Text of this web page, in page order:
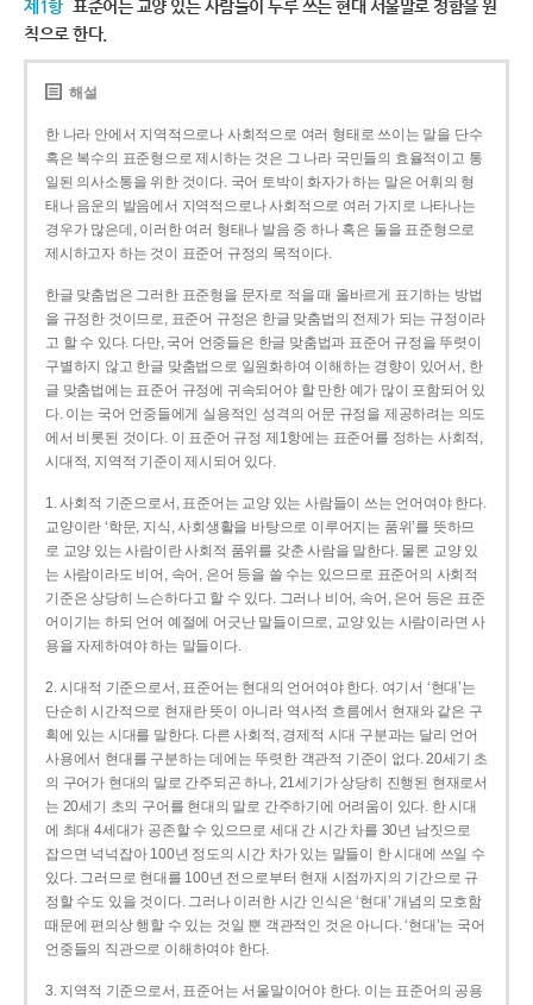
제1항 표준어는 교양 있는 사람들이 두루 쓰는 현대 서울말로 정함을 원
칙으로 한다.
해설
한 나라 안에서 지역적으로나 사회적으로 여러 형태로 쓰이는 말을 단수
혹은 복수의 표준형으로 제시하는 것은 그 나라 국민들의 효율적이고 통
일된 의사소통을 위한 것이다. 국어 토박이 화자가 하는 말은 어휘의 형
태나 음운의 발음에서 지역적으로나 사회적으로 여러 가지로 나타나는
경우가 많은데, 이러한 여러 형태나 발음 중 하나 혹은 둘을 표준형으로
제시하고자 하는 것이 표준어 규정의 목적이다.
한글 맞춤법은 그러한 표준형을 문자로 적을 때 올바르게 표기하는 방법
을 규정한 것이므로, 표준어 규정은 한글 맞춤법의 전제가 되는 규정이라
고 할 수 있다. 다만, 국어 언중들은 한글 맞춤법과 표준어 규정을 뚜렷이
구별하지 않고 한글 맞춤법으로 일원화하여 이해하는 경향이 있어서, 한
글 맞춤법에는 표준어 규정에 귀속되어야 할 만한 예가 많이 포함되어 있
다. 이는 국어 언중들에게 실용적인 성격의 어문 규정을 제공하려는 의도
에서 비롯된 것이다. 이 표준어 규정 제1항에는 표준어를 정하는 사회적,
시대적, 지역적 기준이 제시되어 있다.
1. 사회적 기준으로서, 표준어는 교양 있는 사람들이 쓰는 언어여야 한다.
교양이란 ‘학문, 지식, 사회생활을 바탕으로 이루어지는 품위’를 뜻하므
로 교양 있는 사람이란 사회적 품위를 갖춘 사람을 말한다. 물론 교양 있
는 사람이라도 비어, 속어, 은어 등을 쓸 수는 있으므로 표준어의 사회적
기준은 상당히 느슨하다고 할 수 있다. 그러나 비어, 속어, 은어 등은 표준
어이기는 하되 언어 예절에 어긋난 말들이므로, 교양 있는 사람이라면 사
용을 자제하여야 하는 말들이다.
2. 시대적 기준으로서, 표준어는 현대의 언어여야 한다. 여기서 ‘현대’는
단순히 시간적으로 현재란 뜻이 아니라 역사적 흐름에서 현재와 같은 구
획에 있는 시대를 말한다. 다른 사회적, 경제적 시대 구분과는 달리 언어
사용에서 현대를 구분하는 데에는 뚜렷한 객관적 기준이 없다. 20세기 초
의 구어가 현대의 말로 간주되곤 하나, 21세기가 상당히 진행된 현재로서
는 20세기 초의 구어를 현대의 말로 간주하기에 어려움이 있다. 한 시대
에 최대 4세대가 공존할 수 있으므로 세대 간 시간 차를 30년 남짓으로
잡으면 넉넉잡아 100년 정도의 시간 차가 있는 말들이 한 시대에 쓰일 수
있다. 그러므로 현대를 100년 전으로부터 현재 시점까지의 기간으로 규
정할 수도 있을 것이다. 그러나 이러한 시간 인식은 ‘현대’ 개념의 모호함
때문에 편의상 행할 수 있는 것일 뿐 객관적인 것은 아니다. ‘현대’는 국어
언중들의 직관으로 이해하여야 한다.
3. 지역적 기준으로서, 표준어는 서울말이어야 한다. 이는 표준어의 공용